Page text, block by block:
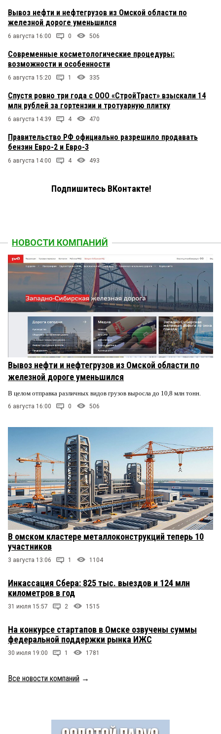
Вывоз нефти и нефтегрузов из Омской области по
железной дороге уменьшился
6 августа 16:00 0 506
Современные косметологические процедуры:
возможности и особенности
6 августа 15:20 1 335
Спустя ровно три года с ООО «СтройТраст» взыскали 14
млн рублей за гортензии и тротуарную плитку
6 августа 14:39 4 470
Правительство РФ официально разрешило продавать
бензин Евро-2 и Евро-3
6 августа 14:00 4 493
Подпишитесь ВКонтакте!
НОВОСТИ КОМПАНИЙ
Вывоз нефти и нефтегрузов из Омской области по
железной дороге уменьшился
В целом отправка различных видов грузов выросла до 10,8 млн тонн.
6 августа 16:00 0 506
В омском кластере металлоконструкций теперь 10
участников
3 августа 13:06 1 1104
Инкассация Сбера: 825 тыс. выездов и 124 млн
километров в год
31 июля 15:57 2 1515
На конкурсе стартапов в Омске озвучены суммы
федеральной поддержки рынка ИЖС
30 июля 19:00 1 1781
Все новости компаний →